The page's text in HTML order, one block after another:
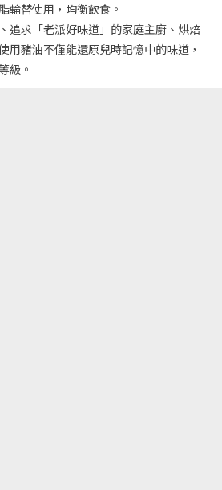
輪替使用，均衡飲食。
追求「老派好味道」的家庭主廚、烘焙
用豬油不僅能還原兒時記憶中的味道，
級。